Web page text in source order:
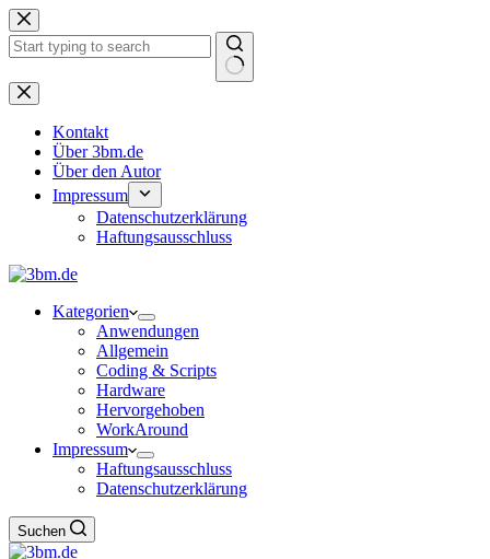
Zum
Inhalt
springen
Keine
Ergebnisse
Kontakt
Über 3bm.de
Über den Autor
Impressum
Datenschutzerklärung
Haftungsausschluss
Kategorien
Anwendungen
Allgemein
Coding & Scripts
Hardware
Hervorgehoben
WorkAround
Impressum
Haftungsausschluss
Datenschutzerklärung
Suchen